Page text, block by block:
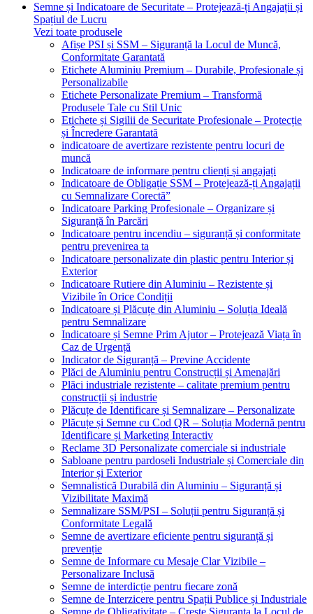
Semne și Indicatoare de Securitate – Protejează-ți Angajații și
Spațiul de Lucru
Vezi toate produsele
Afișe PSI și SSM – Siguranță la Locul de Muncă,
Conformitate Garantată
Etichete Aluminiu Premium – Durabile, Profesionale și
Personalizabile
Etichete Personalizate Premium – Transformă
Produsele Tale cu Stil Unic
Etichete și Sigilii de Securitate Profesionale – Protecție
și Încredere Garantată
indicatoare de avertizare rezistente pentru locuri de
muncă
Indicatoare de informare pentru clienți și angajați
Indicatoare de Obligație SSM – Protejează-ți Angajații
cu Semnalizare Corectă”
Indicatoare Parking Profesionale – Organizare și
Siguranță în Parcări
Indicatoare pentru incendiu – siguranță și conformitate
pentru prevenirea ta
Indicatoare personalizate din plastic pentru Interior și
Exterior
Indicatoare Rutiere din Aluminiu – Rezistente și
Vizibile în Orice Condiții
Indicatoare și Plăcuțe din Aluminiu – Soluția Ideală
pentru Semnalizare
Indicatoare și Semne Prim Ajutor – Protejează Viața în
Caz de Urgență
Indicator de Siguranță – Previne Accidente
Plăci de Aluminiu pentru Construcții și Amenajări
Plăci industriale rezistente – calitate premium pentru
construcții și industrie
Plăcuțe de Identificare și Semnalizare – Personalizate
Plăcuțe și Semne cu Cod QR – Soluția Modernă pentru
Identificare și Marketing Interactiv
Reclame 3D Personalizate comerciale si industriale
Sabloane pentru pardoseli Industriale și Comerciale din
Interior și Exterior
Semnalistică Durabilă din Aluminiu – Siguranță și
Vizibilitate Maximă
Semnalizare SSM/PSI – Soluții pentru Siguranță și
Conformitate Legală
Semne de avertizare eficiente pentru siguranță și
prevenție
Semne de Informare cu Mesaje Clar Vizibile –
Personalizare Inclusă
Semne de interdicție pentru fiecare zonă
Semne de Interzicere pentru Spații Publice și Industriale
Semne de Obligativitate – Crește Siguranța la Locul de